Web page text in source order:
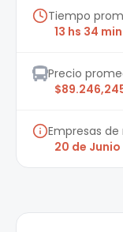
Tiempo
13 hs 34 min
Precio
Empresas
20 de Junio